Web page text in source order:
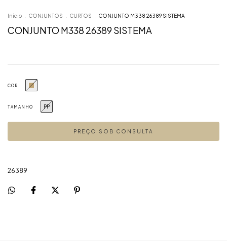
Início . CONJUNTOS . CURTOS . CONJUNTO M338 26389 SISTEMA
CONJUNTO M338 26389 SISTEMA
COR
TAMANHO PP
26389